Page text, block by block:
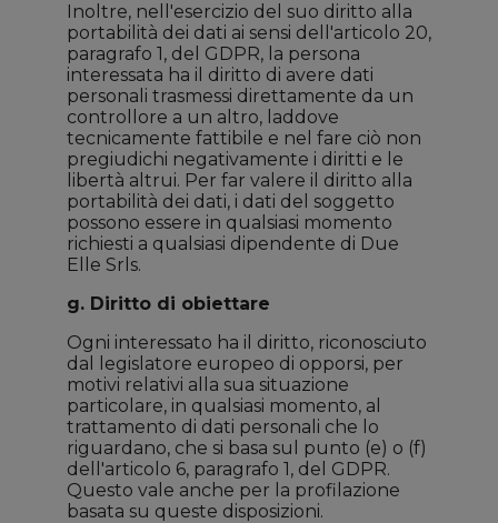
Inoltre, nell'esercizio del suo diritto alla
portabilità dei dati ai sensi dell'articolo 20,
paragrafo 1, del GDPR, la persona
interessata ha il diritto di avere dati
personali trasmessi direttamente da un
controllore a un altro, laddove
tecnicamente fattibile e nel fare ciò non
pregiudichi negativamente i diritti e le
libertà altrui. Per far valere il diritto alla
portabilità dei dati, i dati del soggetto
possono essere in qualsiasi momento
richiesti a qualsiasi dipendente di Due
Elle Srls.
g. Diritto di obiettare
Ogni interessato ha il diritto, riconosciuto
dal legislatore europeo di opporsi, per
motivi relativi alla sua situazione
particolare, in qualsiasi momento, al
trattamento di dati personali che lo
riguardano, che si basa sul punto (e) o (f)
dell'articolo 6, paragrafo 1, del GDPR.
Questo vale anche per la profilazione
basata su queste disposizioni.